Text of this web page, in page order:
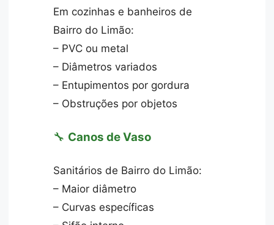
Em cozinhas e banheiros de
Bairro do Limão:
– PVC ou metal
– Diâmetros variados
– Entupimentos por gordura
– Obstruções por objetos
🔧 Canos de Vaso
Sanitários de Bairro do Limão:
– Maior diâmetro
– Curvas específicas